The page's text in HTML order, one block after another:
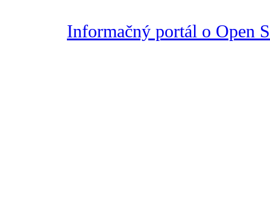
Informačný portál o Open